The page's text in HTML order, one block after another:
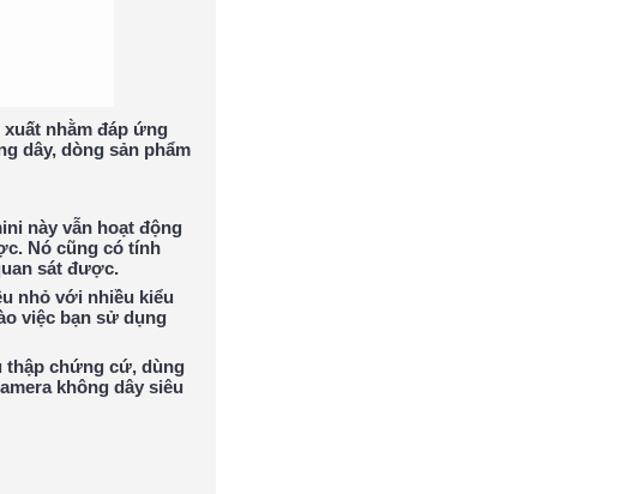
nhằm đáp ứng
dây, dòng sản phẩm
này vẫn hoạt động
Nó cũng có tính
sát được.
nhỏ với nhiều kiểu
việc bạn sử dụng
thập chứng cứ, dùng
không dây siêu